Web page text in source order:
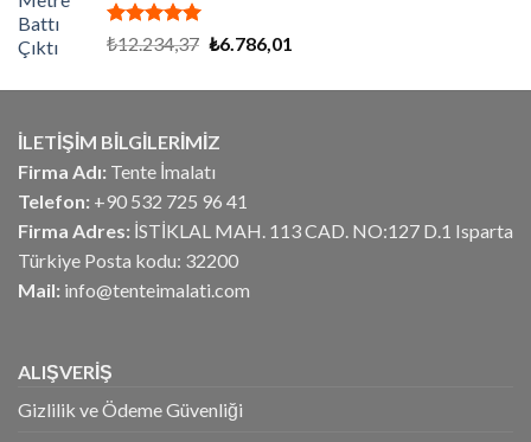
5 üzerinden
₺12.234,37 Orijinal
₺12.234,37.
₺6.786,01
fiyat:
İLETİŞİM BİLGİLERİMİZ
Firma Adı: Tente İmalatı
Telefon: +90 532 725 96 41
Firma Adres: İSTİKLAL MAH. 113 CAD. NO:127 D.1 Isparta
Türkiye Posta kodu: 32200
Mail: info@tenteimalati.com
ALIŞVERİŞ
Gizlilik ve Ödeme Güvenliği